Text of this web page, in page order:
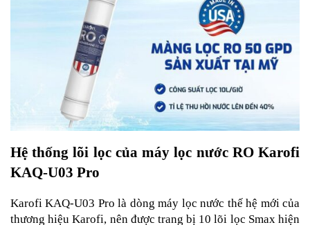
Hệ thống lõi lọc của máy lọc nước RO Karofi
KAQ-U03 Pro
Karofi KAQ-U03 Pro là dòng máy lọc nước thế hệ mới của
thương hiệu Karofi, nên được trang bị 10 lõi lọc Smax hiện